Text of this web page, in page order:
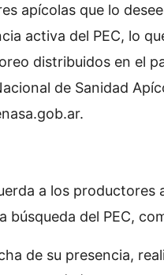
apícolas que lo
activa del PEC, lo
distribuidos en el
de Sanidad
.
a los productores
búsqueda del PEC,
de su presencia,